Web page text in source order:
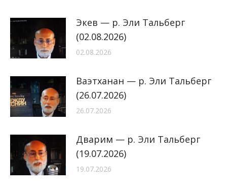
Экев — р. Эли Тальберг
(02.08.2026)
02.08.2026
Ваэтханан — р. Эли Тальберг
(26.07.2026)
26.07.2026
Дварим — р. Эли Тальберг
(19.07.2026)
19.07.2026